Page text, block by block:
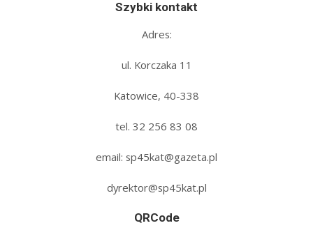
Szybki kontakt
Adres:
ul. Korczaka 11
Katowice, 40-338
tel. 32 256 83 08‬
email: sp45kat@gazeta.pl
dyrektor@sp45kat.pl
QRCode